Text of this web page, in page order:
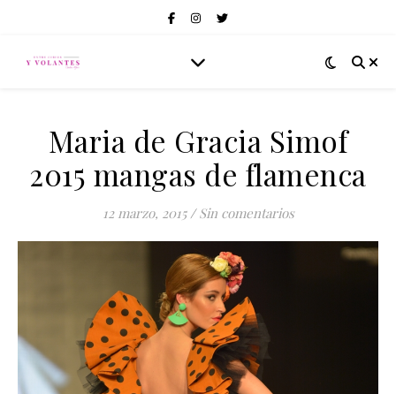
Maria de Gracia Simof
2015 mangas de flamenca
12 marzo, 2015 / Sin comentarios